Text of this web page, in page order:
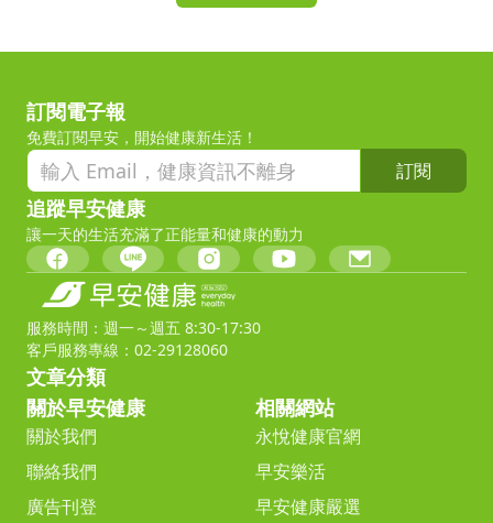
訂閱電子報
免費訂閱早安，開始健康新生活！
訂閱
追蹤早安健康
讓一天的生活充滿了正能量和健康的動力
服務時間：週一～週五 8:30-17:30
客戶服務專線：02-29128060
文章分類
關於早安健康
關於我們
聯絡我們
廣告刊登
相關網站
永悅健康官網
早安樂活
早安健康嚴選